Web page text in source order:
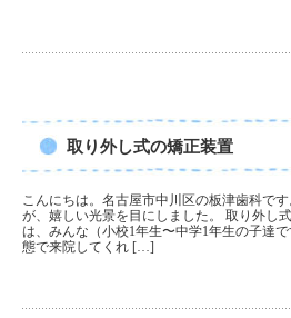
取り外し式の矯正装置
こんにちは。名古屋市中川区の板津歯科で
が、嬉しい光景を目にしました。 取り外し
は、みんな（小校1年生〜中学1年生の子達
態で来院してくれ […]